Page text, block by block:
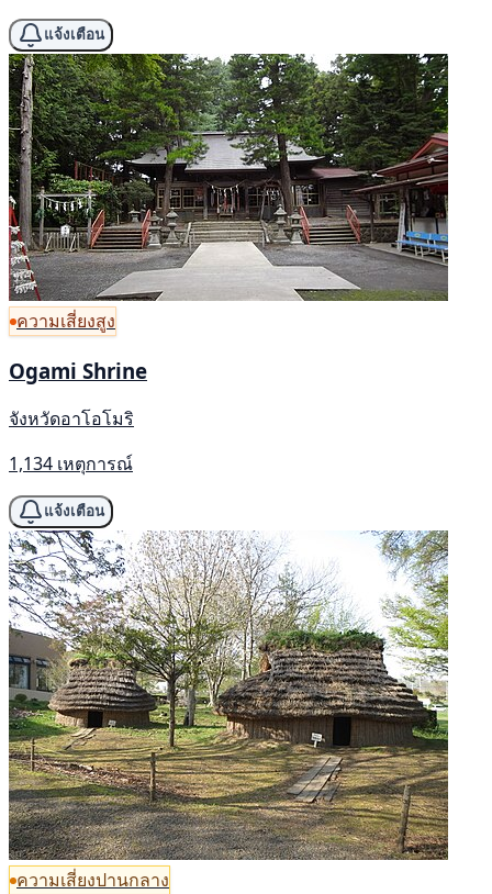
แจ้งเตือน
ความเสี่ยงสูง
Ogami Shrine
จังหวัดอาโอโมริ
1,134 เหตุการณ์
แจ้งเตือน
ความเสี่ยงปานกลาง